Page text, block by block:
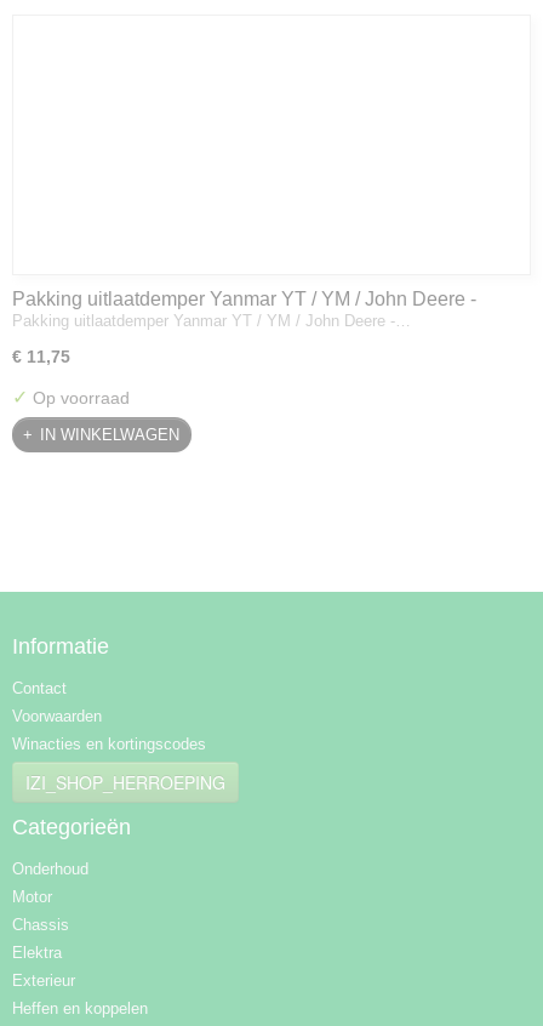
Pakking uitlaatdemper Yanmar YT / YM / John Deere -
128300-13230
Pakking uitlaatdemper Yanmar YT / YM / John Deere -…
€ 11,75
✓ Op voorraad
IN WINKELWAGEN
Informatie
Contact
Voorwaarden
Winacties en kortingscodes
IZI_SHOP_HERROEPING
Categorieën
Onderhoud
Motor
Chassis
Elektra
Exterieur
Heffen en koppelen